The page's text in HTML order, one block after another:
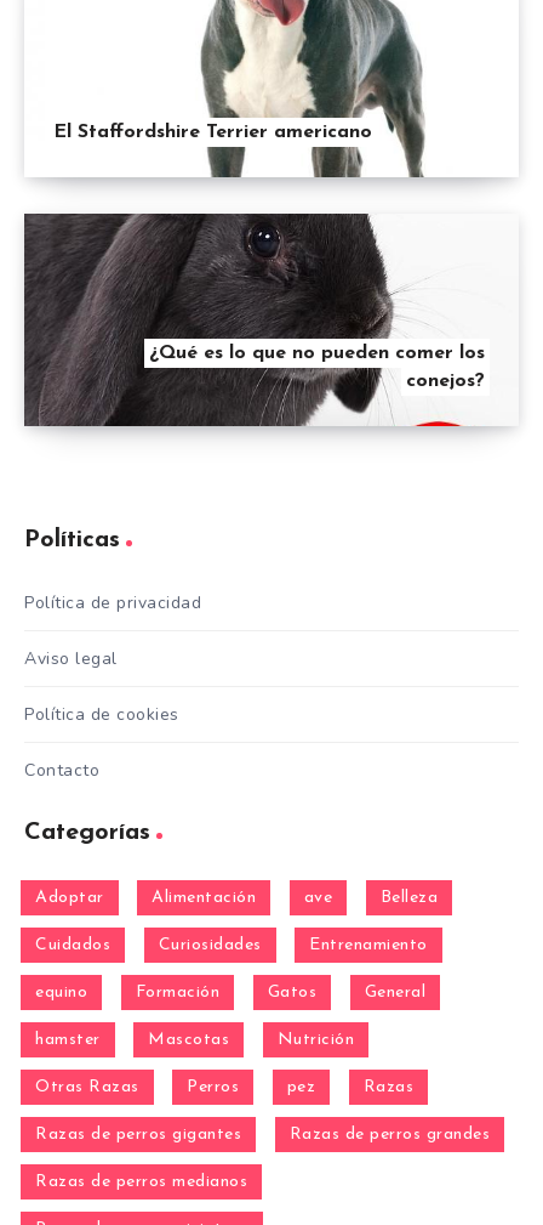
El Staffordshire Terrier americano
¿Qué es lo que no pueden comer los
conejos?
Políticas
Política de privacidad
Aviso legal
Política de cookies
Contacto
Categorías
Adoptar Alimentación ave Belleza
Cuidados Curiosidades Entrenamiento
equino Formación Gatos General
hamster Mascotas Nutrición
Otras Razas Perros pez Razas
Razas de perros gigantes Razas de perros grandes
Razas de perros medianos